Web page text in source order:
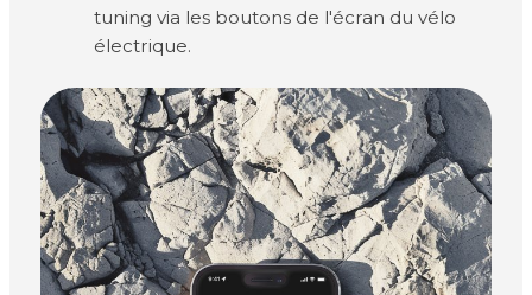
tuning via les boutons de l'écran du vélo
électrique.